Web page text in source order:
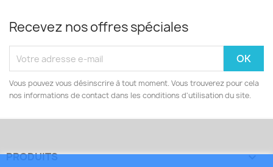
Recevez nos offres spéciales
Vous pouvez vous désinscrire à tout moment. Vous trouverez pour cela
nos informations de contact dans les conditions d'utilisation du site.
PRODUITS 